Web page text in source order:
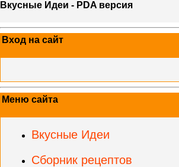
Вкусные Идеи - PDA версия
Вход на сайт
Меню сайта
Вкусные Идеи
Сборник рецептов